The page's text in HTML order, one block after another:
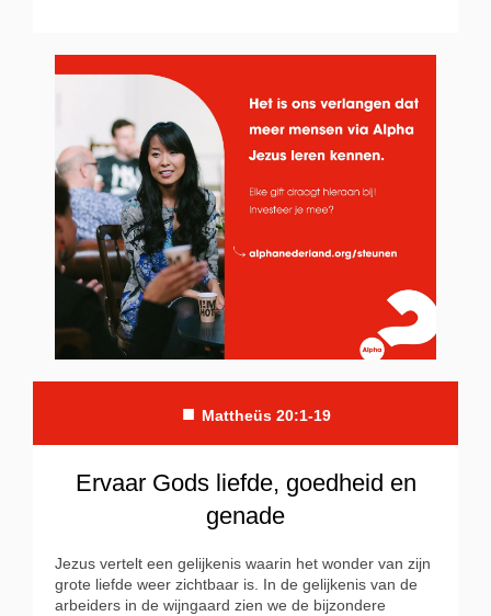
■ Mattheüs 20:1-19
Ervaar Gods liefde, goedheid en
genade
Jezus vertelt een gelijkenis waarin het wonder van zijn
grote liefde weer zichtbaar is. In de gelijkenis van de
arbeiders in de wijngaard zien we de bijzondere